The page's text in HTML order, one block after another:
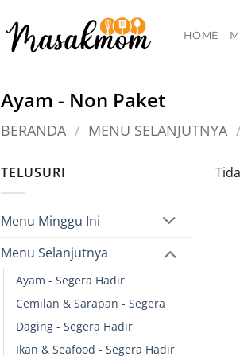
HOME
Ayam - Non Paket
BERANDA / MENU SELANJUTNYA /
TELUSURI
Menu Minggu Ini
Menu Selanjutnya
Ayam - Segera Hadir
Cemilan & Sarapan - Segera
Daging - Segera Hadir
Ikan & Seafood - Segera Hadir